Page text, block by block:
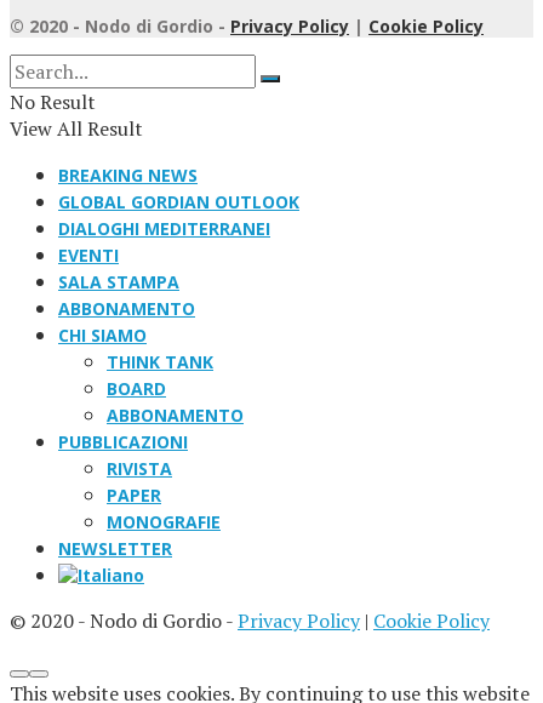
© 2020 - Nodo di Gordio - Privacy Policy | Cookie Policy
No Result
View All Result
BREAKING NEWS
GLOBAL GORDIAN OUTLOOK
DIALOGHI MEDITERRANEI
EVENTI
SALA STAMPA
ABBONAMENTO
CHI SIAMO
THINK TANK
BOARD
ABBONAMENTO
PUBBLICAZIONI
RIVISTA
PAPER
MONOGRAFIE
NEWSLETTER
© 2020 - Nodo di Gordio -Privacy Policy| Cookie Policy
This website uses cookies. By continuing to use this website